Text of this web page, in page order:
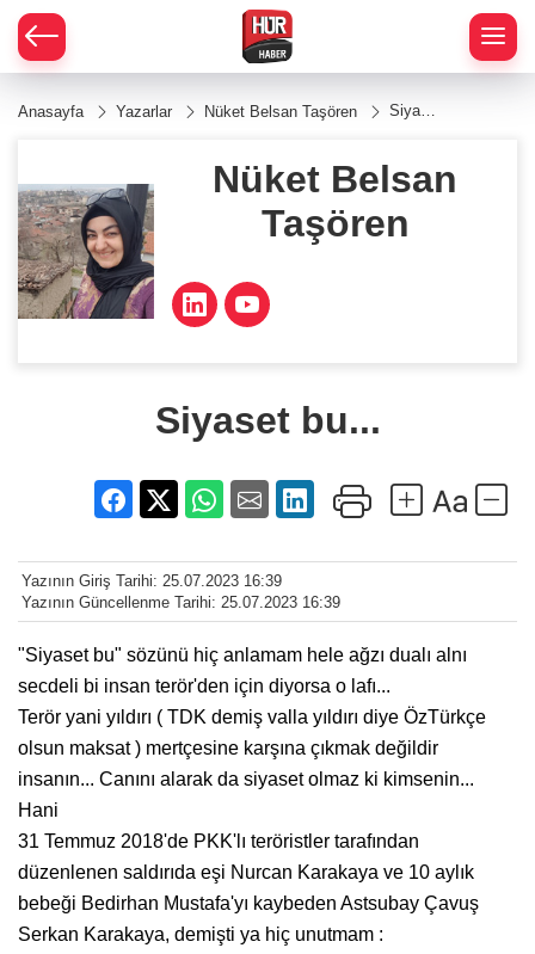
Anasayfa Yazarlar Nüket Belsan Taşören
Siyaset
Nüket Belsan
Taşören
Siyaset bu...
Yazının Giriş Tarihi: 25.07.2023 16:39
Yazının Güncellenme Tarihi: 25.07.2023 16:39
"Siyaset bu" sözünü hiç anlamam hele ağzı dualı alnı
secdeli bi insan terör'den için diyorsa o lafı...
Terör yani yıldırı ( TDK demiş valla yıldırı diye ÖzTürkçe
olsun maksat ) mertçesine karşına çıkmak değildir
insanın... Canını alarak da siyaset olmaz ki kimsenin...
Hani
31 Temmuz 2018'de PKK'lı teröristler tarafından
düzenlenen saldırıda eşi Nurcan Karakaya ve 10 aylık
bebeği Bedirhan Mustafa'yı kaybeden Astsubay Çavuş
Serkan Karakaya, demişti ya hiç unutmam :